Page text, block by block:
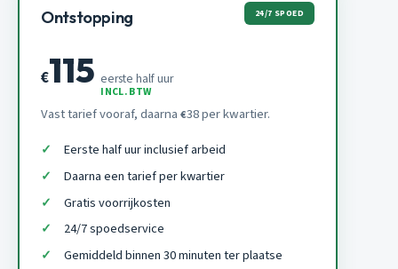
Ontstopping 24/7 SPOED
€115 eerste half uur
INCL. BTW
Vast tarief vooraf, daarna €38 per kwartier.
Eerste half uur inclusief arbeid
Daarna een tarief per kwartier
Gratis voorrijkosten
24/7 spoedservice
Gemiddeld binnen 30 minuten ter plaatse